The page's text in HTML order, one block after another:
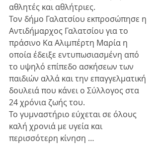
αθλητές και αθλήτριες.
Τον δήμο Γαλατσίου εκπροσώπησε η
Αντιδήμαρχος Γαλατσίου για το
πράσινο Κα Αλιμπέρτη Μαρία η
οποία έδειξε εντυπωσιασμένη από
το υψηλό επίπεδο ασκήσεων των
παιδιών αλλά και την επαγγελματική
δουλειά που κάνει ο Σύλλογος στα
24 χρόνια ζωής του.
Το γυμναστήριο εύχεται σε όλους
καλή χρονιά με υγεία και
περισσότερη κίνηση …